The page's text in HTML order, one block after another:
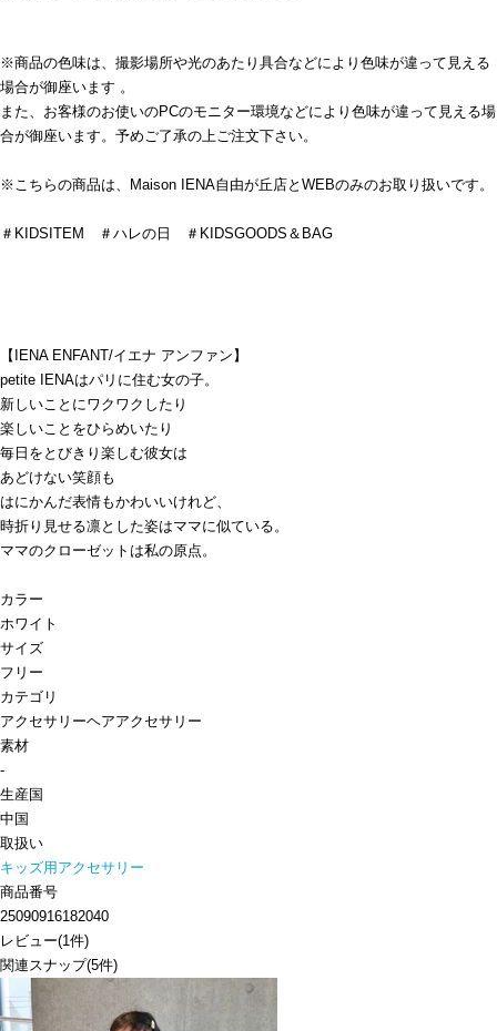
※商品の色味は、撮影場所や光のあたり具合などにより色味が違って見える
場合が御座います 。
また、お客様のお使いのPCのモニター環境などにより色味が違って見える場
合が御座います。予めご了承の上ご注文下さい。
※こちらの商品は、Maison IENA自由が丘店とWEBのみのお取り扱いです。
＃KIDSITEM ＃ハレの日 ＃KIDSGOODS＆BAG
【IENA ENFANT/イエナ アンファン】
petite IENAはパリに住む女の子。
新しいことにワクワクしたり
楽しいことをひらめいたり
毎日をとびきり楽しむ彼女は
あどけない笑顔も
はにかんだ表情もかわいいけれど、
時折り見せる凛とした姿はママに似ている。
ママのクローゼットは私の原点。
カラー
ホワイト
サイズ
フリー
カテゴリ
アクセサリーヘアアクセサリー
素材
-
生産国
中国
取扱い
キッズ用アクセサリー
商品番号
25090916182040
レビュー(1件)
関連スナップ(5件)